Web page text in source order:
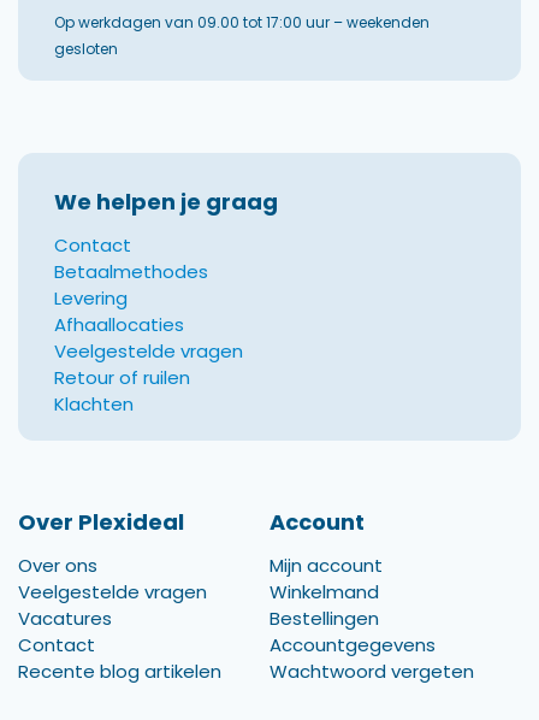
Op werkdagen van 09.00 tot 17:00 uur – weekenden
gesloten
We helpen je graag
Contact
Betaalmethodes
Levering
Afhaallocaties
Veelgestelde vragen
Retour of ruilen
Klachten
Over Plexideal
Over ons
Veelgestelde vragen
Vacatures
Contact
Recente blog artikelen
Account
Mijn account
Winkelmand
Bestellingen
Accountgegevens
Wachtwoord vergeten